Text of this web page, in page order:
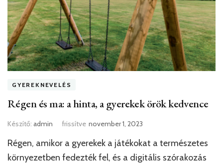
GYEREKNEVELÉS
Régen és ma: a hinta, a gyerekek örök kedvence
Készítő: admin frissítve november 1, 2023
Régen, amikor a gyerekek a játékokat a természetes
környezetben fedezték fel, és a digitális szórakozás